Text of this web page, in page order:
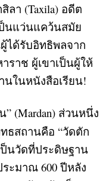
ลา (Taxila) อดีต
นแว่นแคว้นสมัย
ได้รับอิทธิพลจาก
ราช ผู้เขาเป็นผู้ให้
นในหนังสือเรียน!
(Mardan) ส่วนหนึ่ง
ธสถานคือ “วัดตัก
ป็นวัดที่ประดิษฐาน
ะมาณ 600 ปีหลัง